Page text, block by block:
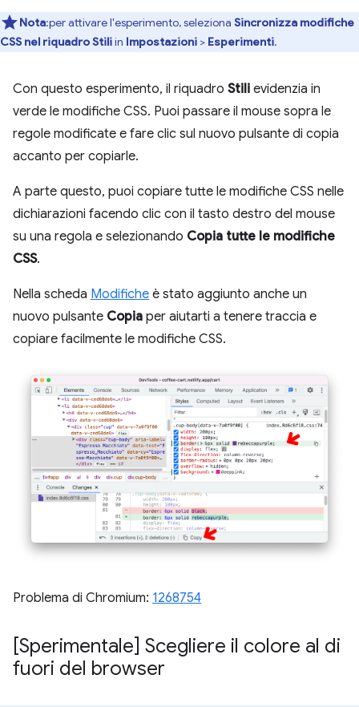
Nota:per attivare l'esperimento, seleziona Sincronizza modifiche
CSS nel riquadro Stiliin Impostazioni > Esperimenti.
Con questo esperimento, il riquadro Stili evidenzia in
verde le modifiche CSS. Puoi passare il mouse sopra le
regole modificate e fare clic sul nuovo pulsante di copia
accanto per copiarle.
A parte questo, puoi copiare tutte le modifiche CSS nelle
dichiarazioni facendo clic con il tasto destro del mouse
su una regola e selezionando Copia tutte le modifiche
CSS.
Nella scheda Modifiche è stato aggiunto anche un
nuovo pulsante Copia per aiutarti a tenere traccia e
copiare facilmente le modifiche CSS.
Problema di Chromium: 1268754
[Sperimentale] Scegliere il colore al di
fuori del browser